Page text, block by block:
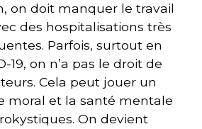
on doit manquer le travail
des hospitalisations très
Parfois, surtout en
19, on n’a pas le droit de
Cela peut jouer un
moral et la santé mentale
On devient